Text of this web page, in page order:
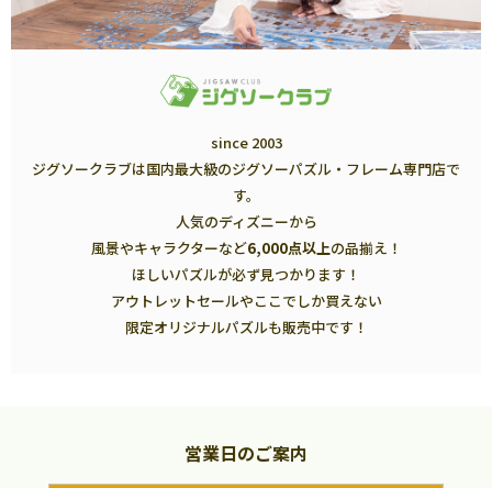
since 2003
ジグソークラブは国内最大級のジグソーパズル・フレーム専門店で
す。
人気のディズニーから
風景やキャラクターなど6,000点以上の品揃え！
ほしいパズルが必ず見つかります！
アウトレットセールやここでしか買えない
限定オリジナルパズルも販売中です！
営業日のご案内